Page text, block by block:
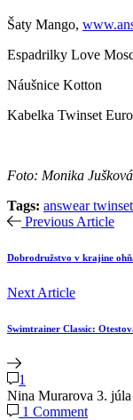
Šaty Mango,
Espadrilky Love
Náušnice Kotton
Kabelka Twinset
Foto: Monika
Tags: answear twinset
Previous Article
Dobrodružstvo v krajine
Next Article
Swimtrainer Classic:
1
Nina Murarova 3.
1 Comment